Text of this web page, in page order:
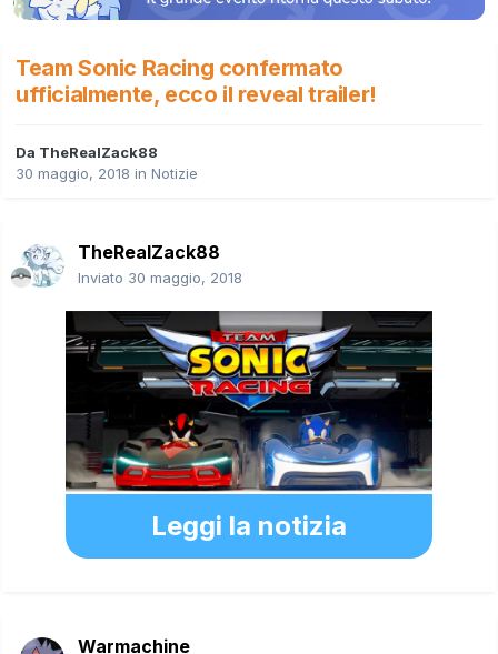
Team Sonic Racing confermato
ufficialmente, ecco il reveal trailer!
Da TheRealZack88
30 maggio, 2018 in Notizie
TheRealZack88
Inviato 30 maggio, 2018
Leggi la notizia
Warmachine